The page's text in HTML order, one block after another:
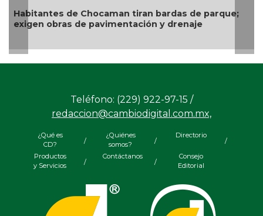
Teléfono: (229) 922-97-15 /
redaccion@cambiodigital.com.mx,
¿Qué es
CD?
/
¿Quiénes
somos?
/
Directorio
/
Productos
y Servicios
/
Contáctanos
/
Consejo
Editorial